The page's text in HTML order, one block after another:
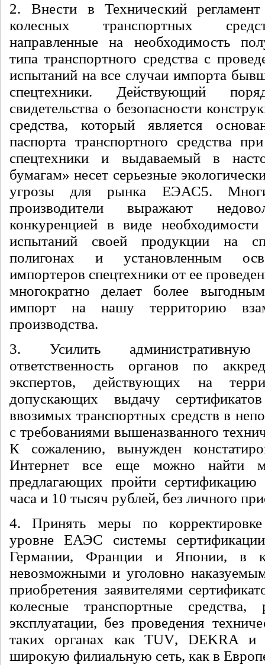
2. Внести в Технический
колесных транспортных
направленные на необходимость
типа транспортного средства с
испытаний на все случаи импорта
спецтехники. Действующий
свидетельства о безопасности
средства, который является
паспорта транспортного средства
спецтехники и выдаваемый в
бумагам» несет серьезные
угрозы для рынка ЕЭАС5.
производители выражают
конкуренцией в виде
испытаний своей продукции на
полигонах и установленным
импортеров спецтехники от ее
многократно делает более
импорт на нашу территорию
производства.
3. Усилить
ответственность органов по
экспертов, действующих на
допускающих выдачу
ввозимых транспортных средств в
с требованиями вышеназванного
К сожалению, вынужден
Интернет все еще можно найти
предлагающих пройти
часа и 10 тысяч рублей, без личного
4. Принять меры по
уровне ЕАЭС системы
Германии, Франции и Японии, в
невозможными и уголовно
приобретения заявителями
колесные транспортные
эксплуатации, без проведения
таких органах какTUV, DEKRA и
широкую филиальную сеть, как в